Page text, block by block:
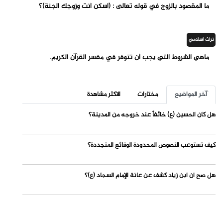
ما المقصود بالزوج في قوله تعالى : (اسكن أنت وزوجك الجنة)؟
تراث اسلامي
ماهي الشروط التي يجب أن تتوفر في مفسر القرآن الكريم.
آخر المواضيع مختارات
الاكثر مشاهدة
هل كان الحسين (ع) خائفاً عند خروجه من المدينة؟
كيف تستوعب النصوص المحدودة الوقائع المتجددة؟
هل صح أن ابن زياد كشف عن عانة الإمام السجاد (ع)؟